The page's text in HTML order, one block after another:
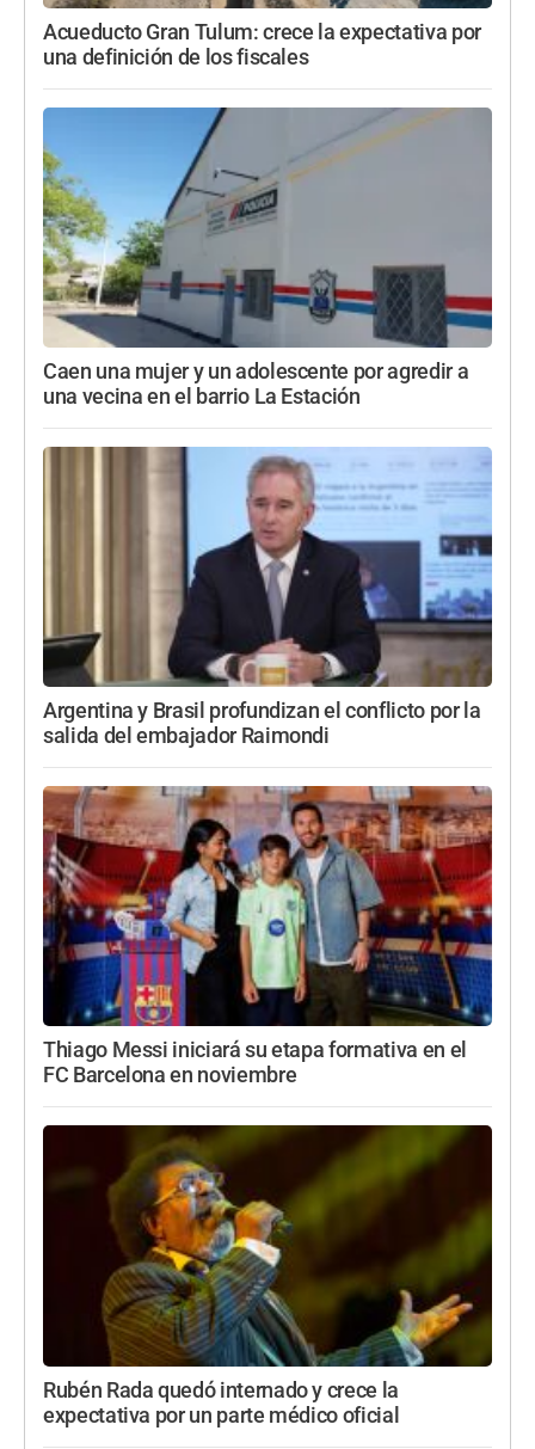
Acueducto Gran Tulum: crece la expectativa por
una definición de los fiscales
Caen una mujer y un adolescente por agredir a
una vecina en el barrio La Estación
Argentina y Brasil profundizan el conflicto por la
salida del embajador Raimondi
Thiago Messi iniciará su etapa formativa en el
FC Barcelona en noviembre
Rubén Rada quedó internado y crece la
expectativa por un parte médico oficial